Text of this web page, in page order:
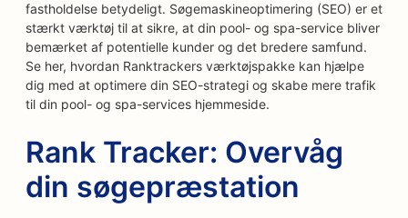
fastholdelse betydeligt. Søgemaskineoptimering (SEO) er et
stærkt værktøj til at sikre, at din pool- og spa-service bliver
bemærket af potentielle kunder og det bredere samfund.
Se her, hvordan Ranktrackers værktøjspakke kan hjælpe
dig med at optimere din SEO-strategi og skabe mere trafik
til din pool- og spa-services hjemmeside.
Rank Tracker: Overvåg
din søgepræstation